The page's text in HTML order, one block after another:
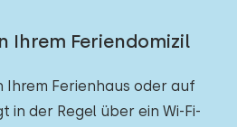
Ihrem Feriendomizil
Ferienhaus oder auf
in der Regel über ein Wi-Fi-